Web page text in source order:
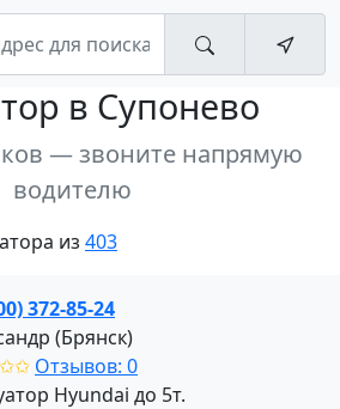
в Супонево
— звоните напрямую
водителю
из 403
372-85-24
(Брянск)
Отзывов: 0
Hyundai до 5т.